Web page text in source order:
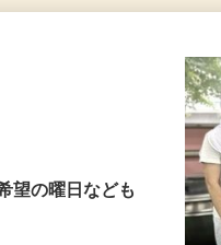
07/16 掲載終了日： 2026/09/15
望の曜日なども